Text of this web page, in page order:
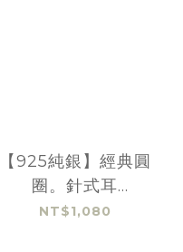
【925純銀】經典圓
圈。針式耳
環-14mm(銀)
NT$1,080